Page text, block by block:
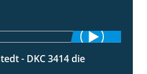
1:06
- DKC 3414 die